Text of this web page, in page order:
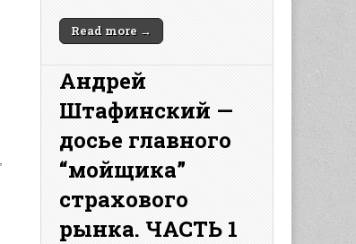
Read more →
Андрей
Штафинский —
досье главного
“мойщика”
страхового
рынка. ЧАСТЬ 1